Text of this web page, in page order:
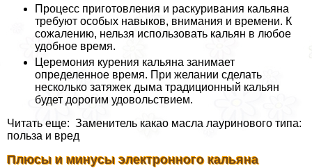
Процесс приготовления и раскуривания кальяна
требуют особых навыков, внимания и времени. К
сожалению, нельзя использовать кальян в любое
удобное время.
Церемония курения кальяна занимает
определенное время. При желании сделать
несколько затяжек дыма традиционный кальян
будет дорогим удовольствием.
Читать еще: Заменитель какао масла лауринового типа:
польза и вред
Плюсы и минусы электронного кальяна